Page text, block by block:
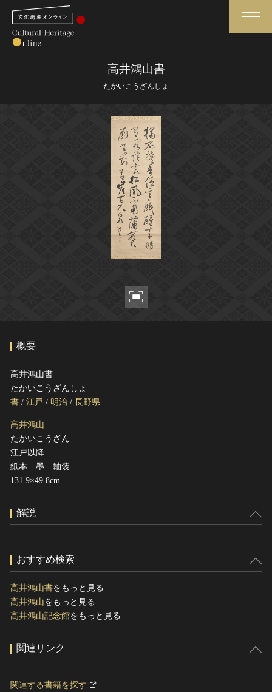
さらに詳細検索
媒体資料・関連記事等
博物館、美術館の皆さまへ
文化庁よりご挨拶
今月のみどころ
お知らせ一覧
このサイトについて
サイトのご意見はこちら
文化遺産データベース
高井鴻山書
たかいこうざんしょ
概要
高井鴻山書
たかいこうざんしょ
書 / 江戸 / 明治 / 長野県
高井鴻山
たかいこうざん
江戸以降
紙本 墨 軸装
131.9×49.8cm
解説
おすすめ検索
高井鴻山書をもっと見る
高井鴻山をもっと見る
高井鴻山記念館をもっと見る
関連リンク
関連する書籍を探す